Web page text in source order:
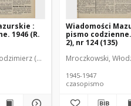
:
1946 (R.
(1902-1971). Redaktor
Wiadomości
pismo codzienne.
2), nr 124 (135)
Mroczkowski,
1945-1947
czasopismo